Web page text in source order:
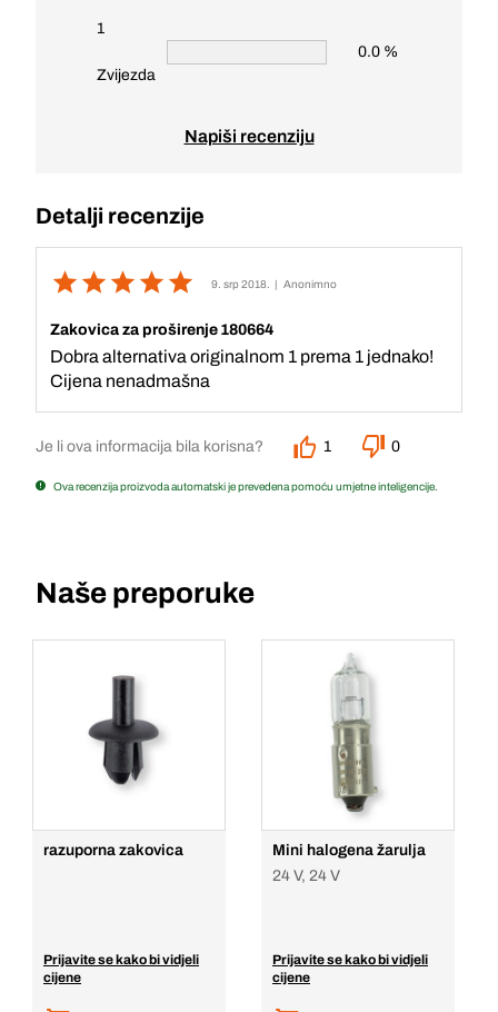
1
Zvijezda
0.0 %
Napiši recenziju
Detalji recenzije
9. srp 2018. | Anonimno
Zakovica za proširenje 180664
Dobra alternativa originalnom 1 prema 1 jednako!
Cijena nenadmašna
Je li ova informacija bila korisna? 1 0
Ova recenzija proizvoda automatski je prevedena pomoću umjetne inteligencije.
Naše preporuke
razuporna zakovica
Prijavite se kako bi vidjeli
cijene
Mini halogena žarulja
24 V, 24 V
Prijavite se kako bi vidjeli
cijene